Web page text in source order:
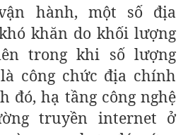
hành, một số địa
khăn do khối lượng
trong khi số lượng
công chức địa chính
đó, hạ tầng công nghệ
truyền internet ở